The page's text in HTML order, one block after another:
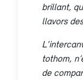
brillant,
llavors
tothom,
de